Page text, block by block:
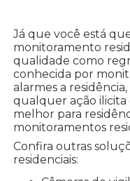
Já que você está
monitoramento
qualidade como
conhecida por
alarmes a
qualquer ação ilicita
melhor para
monitoramentos
Confira outras
residenciais: